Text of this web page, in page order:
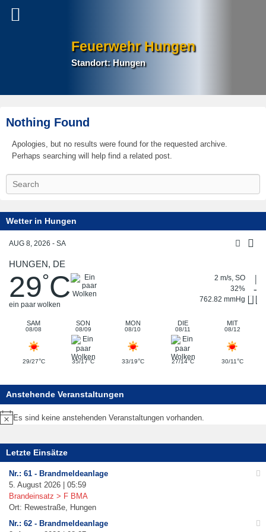
Feuerwehr Hungen
Standort: Hungen
Nothing Found
Apologies, but no results were found for the requested archive.
Perhaps searching will help find a related post.
e
Wetter in Hungen
AUG 8, 2026 - SA
HUNGEN, DE
29°C
ein paar wolken
2 m/s, SO
32%
762.82 mmHg
SAM
08/08
SON
08/09
MON
08/10
DIE
08/11
MIT
08/12
29/27°C 35/17°C 33/19°C 27/14°C 30/11°C
Anstehende Veranstaltungen
Hinweis
Es sind keine anstehenden Veranstaltungen vorhanden.
Letzte Einsätze
Nr.: 61 - Brandmeldeanlage
5. August 2026 | 05:59
Brandeinsatz > F BMA
Ort: Rewestraße, Hungen
Nr.: 62 - Brandmeldeanlage